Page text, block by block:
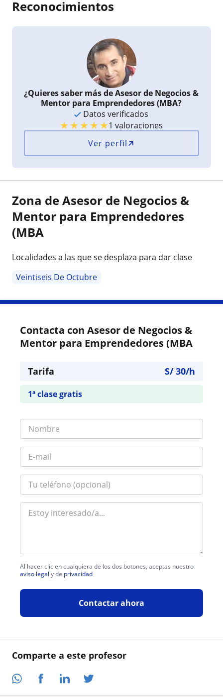
Comparte a este profesor
Reconocimientos
¿Quieres saber más de Asesor de Negocios &
Mentor para Emprendedores (MBA?
Datos verificados
★★★★★1 valoraciones
Ver perfil
Zona de Asesor de Negocios &
Mentor para Emprendedores
(MBA
Localidades a las que se desplaza para dar clase
Veintiseis De Octubre
Contacta con Asesor de Negocios &
Mentor para Emprendedores (MBA
Tarifa S/30/h
1ª clase gratis
Al hacer clic en cualquiera de los dos botones, aceptas nuestro
aviso legal y de privacidad
Contactar ahora